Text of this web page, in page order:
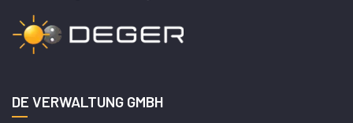
DE VERWALTUNG GMBH